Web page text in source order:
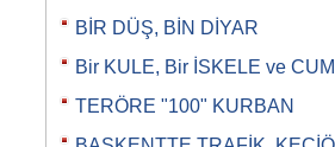
BİR DÜŞ, BİN DİYAR
Bir KULE, Bir İSKELE ve
TERÖRE "100" KURBAN